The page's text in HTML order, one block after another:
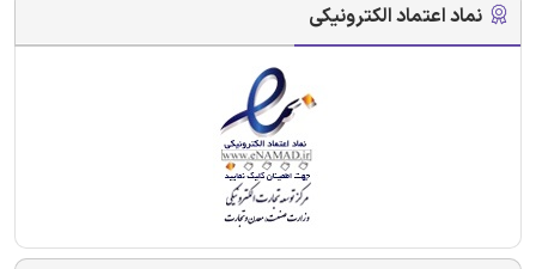
نماد اعتماد الکترونیکی